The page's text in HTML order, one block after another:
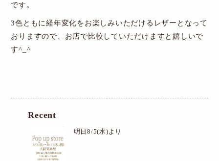
です。
3色ともに経年変化をお楽しみいただけるレザーとなって
おりますので、お店で比較していただけますと嬉しいで
す^_^
Recent
明日8/5(水)より